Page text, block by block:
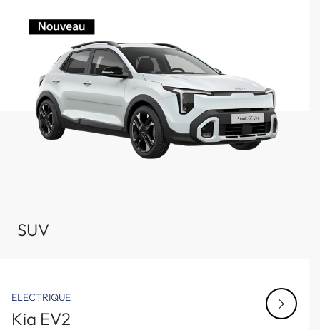
SUV
ELECTRIQUE
Kia EV2